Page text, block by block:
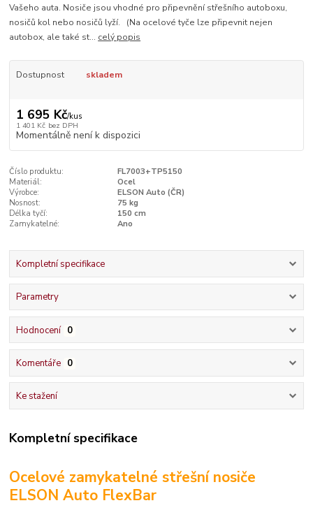
Vašeho auta. Nosiče jsou vhodné pro připevnění střešního autoboxu,
nosičů kol nebo nosičů lyží. (Na ocelové tyče lze připevnit nejen
autobox, ale také st... celý popis
Dostupnost skladem
1 695 Kč/kus
1 401 Kč bez DPH
Momentálně není k dispozici
Číslo produktu:
FL7003+TP5150
Materiál:
Ocel
Výrobce:
ELSON Auto (ČR)
Nosnost:
75 kg
Délka tyčí:
150 cm
Zamykatelné:
Ano
Kompletní specifikace
Parametry
Hodnocení 0
Komentáře 0
Ke stažení
Kompletní specifikace
Ocelové zamykatelné střešní nosiče
ELSON Auto FlexBar